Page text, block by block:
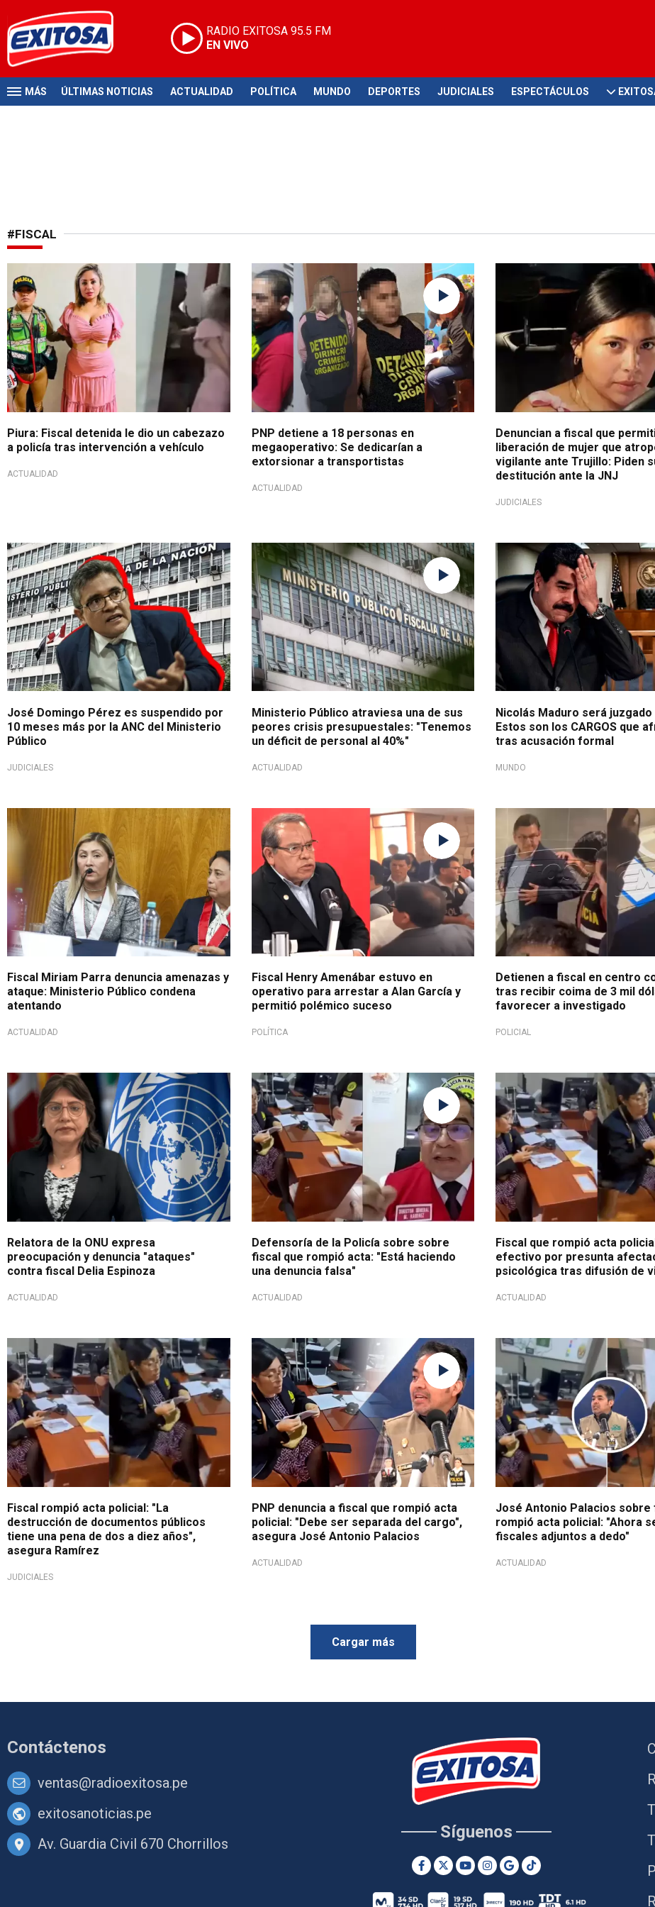
RADIO EXITOSA 95.5 FM
EN VIVO
MÁS ÚLTIMAS NOTICIAS ACTUALIDAD POLÍTICA MUNDO DEPORTES JUDICIALES ESPECTÁCULOS
#FISCAL
Indignante accionar
Piura: Fiscal detenida le dio un cabezazo
a policía tras intervención a vehículo
ACTUALIDAD
Entre ellos nueve venezolanos
PNP detiene a 18 personas en
megaoperativo: Se dedicarían a
extorsionar a transportistas
ACTUALIDAD
Denuncian a fiscal que
liberación de mujer que
vigilante ante Trujillo: Piden
destitución ante la JNJ
JUDICIALES
Suspendido como Vela
José Domingo Pérez es suspendido por
10 meses más por la ANC del Ministerio
Público
JUDICIALES
Alertan déficit
Ministerio Público atraviesa una de sus
peores crisis presupuestales: "Tenemos
un déficit de personal al 40%"
ACTUALIDAD
Tras operativo militar
Nicolás Maduro será juzgado
Estos son los CARGOS que
tras acusación formal
MUNDO
¡Preocupante!
Fiscal Miriam Parra denuncia amenazas y
ataque: Ministerio Público condena
atentando
ACTUALIDAD
Increpó situación
Fiscal Henry Amenábar estuvo en
operativo para arrestar a Alan García y
permitió polémico suceso
POLÍTICA
Detenido en flagrancia
Detienen a fiscal en centro
tras recibir coima de 3 mil
favorecer a investigado
POLICIAL
Mediante pronunciamiento
Relatora de la ONU expresa
preocupación y denuncia "ataques"
contra fiscal Delia Espinoza
ACTUALIDAD
Es una forma de defensa
Defensoría de la Policía sobre sobre
fiscal que rompió acta: "Está haciendo
una denuncia falsa"
ACTUALIDAD
¡Se victimiza!
Fiscal que rompió acta
efectivo por presunta
psicológica tras difusión de
ACTUALIDAD
Inaceptable
Fiscal rompió acta policial: "La
destrucción de documentos públicos
tiene una pena de dos a diez años",
asegura Ramírez
JUDICIALES
Escándalo en la Depincri
PNP denuncia a fiscal que rompió acta
policial: "Debe ser separada del cargo",
asegura José Antonio Palacios
ACTUALIDAD
¡Indignante!
José Antonio Palacios sobre
rompió acta policial: "Ahora
fiscales adjuntos a dedo"
ACTUALIDAD
Cargar más
Contáctenos
ventas@radioexitosa.pe
exitosanoticias.pe
Av. Guardia Civil 670 Chorrillos
Síguenos